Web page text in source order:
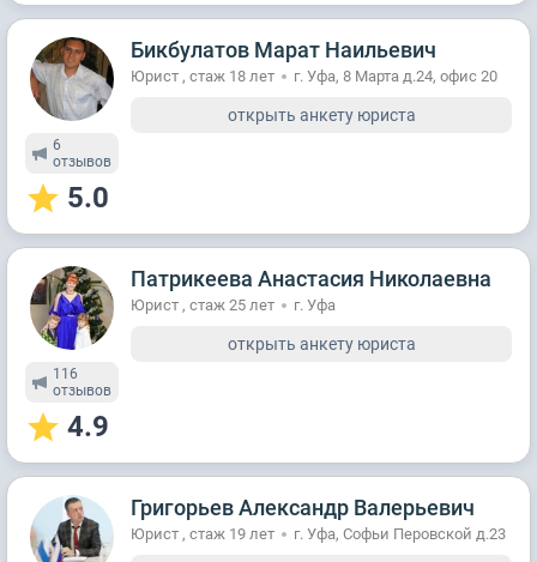
6
отзывов
5.0
Бикбулатов Марат Наильевич
Юрист , стаж 18 лет г. Уфа, 8 Марта д.24, офис 20
открыть анкету юриста
116
отзывов
4.9
Патрикеева Анастасия Николаевна
Юрист , стаж 25 лет г. Уфа
открыть анкету юриста
Григорьев Александр Валерьевич
Юрист , стаж 19 лет г. Уфа, Софьи Перовской д.23